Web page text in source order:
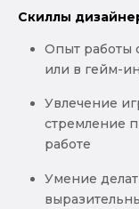
Скиллы
Опыт работы
или в гейм-
Увлечение
стремление
работе
Умение